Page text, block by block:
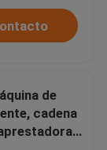
de
cadena